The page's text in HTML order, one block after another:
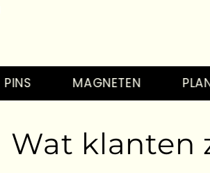
MAGNETEN
Wat klanten